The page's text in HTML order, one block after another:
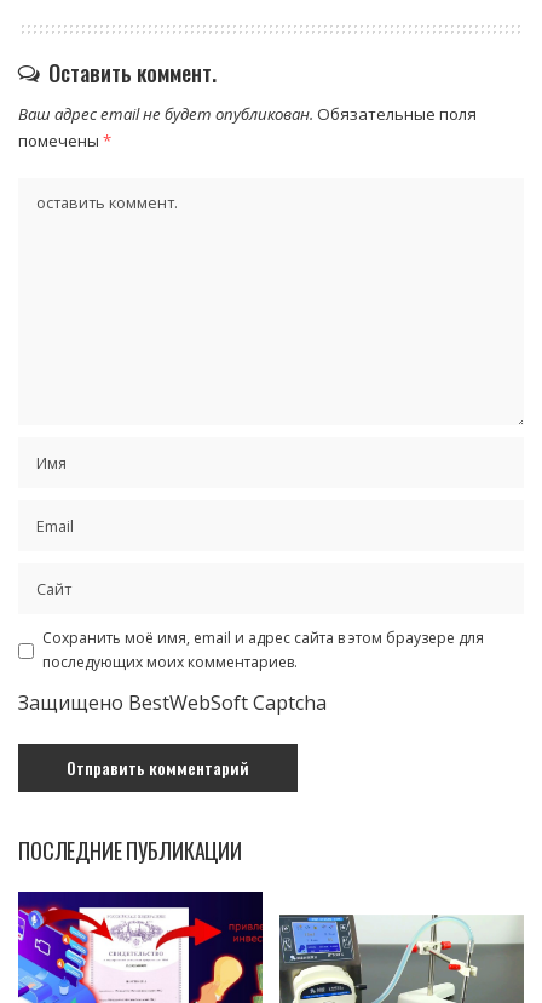
Оставить коммент.
Ваш адрес email не будет опубликован. Обязательные поля
помечены *
Сохранить моё имя, email и адрес сайта в этом браузере для
последующих моих комментариев.
Защищено BestWebSoft Captcha
ПОСЛЕДНИЕ ПУБЛИКАЦИИ